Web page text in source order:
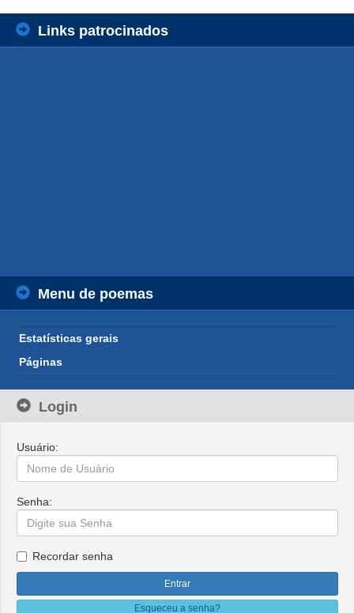
Links patrocinados
Menu de poemas
Estatísticas gerais
Páginas
Login
Usuário:
Senha:
Recordar senha
Esqueceu a senha?